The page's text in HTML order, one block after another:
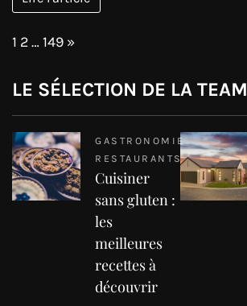
Page:
1 2…149 Next
»
LE SÉLECTION DE LA TEAM
GASTRONOMIE
RESTAURANTS
Cuisiner
sans gluten :
les
meilleures
recettes à
découvrir